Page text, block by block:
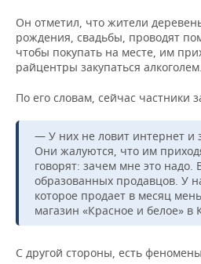
Он отметил, что жители
рождения, свадьбы, проводят
чтобы покупать на месте, им
райцентры закупаться алкоголем.
По его словам, сейчас частники
— У них не ловит интернет и
Они жалуются, что им
говорят: зачем мне это надо.
образованных продавцов. У
которое продает в месяц
магазин «Красное и белое» в
С другой стороны, есть